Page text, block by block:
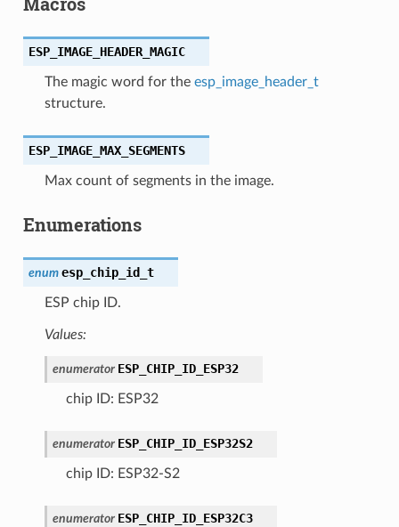
ESP_IMAGE_HEADER_MAGIC
The magic word for the esp_image_header_t
structure.
ESP_IMAGE_MAX_SEGMENTS
Max count of segments in the image.
Enumerations
enum esp_chip_id_t
ESP chip ID.
Values:
enumerator ESP_CHIP_ID_ESP32
chip ID: ESP32
enumerator ESP_CHIP_ID_ESP32S2
chip ID: ESP32-S2
enumerator ESP_CHIP_ID_ESP32C3